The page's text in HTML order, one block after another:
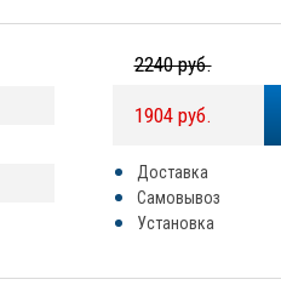
2240 руб.
1904 руб.
Доставка
Самовывоз
Установка